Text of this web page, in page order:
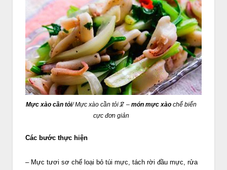
Mực xào cần tỏi/Mực xào cần tỏi🦑 – món mực xàochế biến
cực đơn giản
Các bước thực hiện
– Mực tươi sơ chế loại bỏ túi mực, tách rời đầu mực, rửa